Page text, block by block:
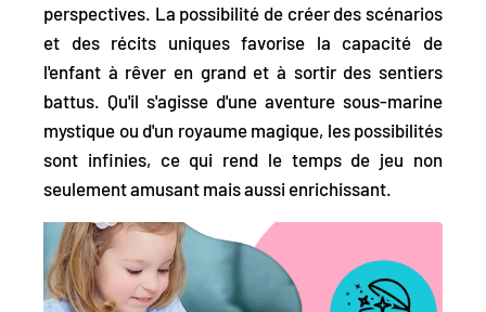
perspectives. La possibilité de créer des scénarios
et des récits uniques favorise la capacité de
l'enfant à rêver en grand et à sortir des sentiers
battus. Qu'il s'agisse d'une aventure sous-marine
mystique ou d'un royaume magique, les possibilités
sont infinies, ce qui rend le temps de jeu non
seulement amusant mais aussi enrichissant.